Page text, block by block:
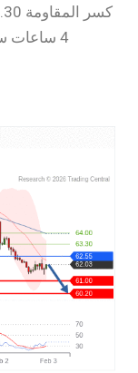
4 ساعات ستدفع السعر نحو المقاومة التالية